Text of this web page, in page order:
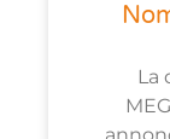
La